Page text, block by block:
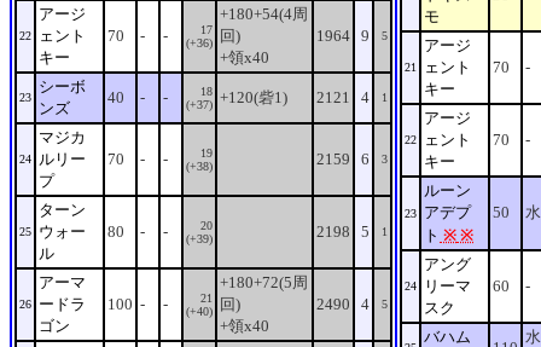
22
アージ
ェント
キー
70 - -
17
(+36)
+180+54(4周
回)
+領x40
1964 9 5
23
シーボ
ンズ
40 - -
18
(+37) +120(砦1) 2121 4 1
24
マジカ
ルリー
プ
70 - -
19
(+38)
2159 6 3
25
ターン
ウォー
ル
80 - -
20
(+39)
2198 5 1
26
アーマ
ードラ
ゴン
100 - -
21
(+40)
+180+72(5周
回)
+領x40
2490 4 5
モ
21
アージ
ェント
キー
70 -
22
アージ
ェント
キー
70 -
23
ルーン
アデプ
ト ※ ※
50 水
24
アング
リーマ
スク
60 -
バハム
水